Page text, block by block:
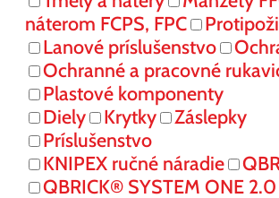
náterom FCPS, FPC
Lanové príslušenstvo
Ochranné a pracovné
Plastové komponenty
Diely
Krytky
Záslepky
Príslušenstvo
KNIPEX ručné náradie
QBRICK® SYSTEM ONE 2.0